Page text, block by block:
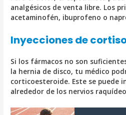
analgésicos de venta libre. Los
acetaminofén, ibuprofeno o
Inyecciones de
Si los fármacos no son
la hernia de disco, tu médico
corticoesteroide. Este se puede
alrededor de los nervios